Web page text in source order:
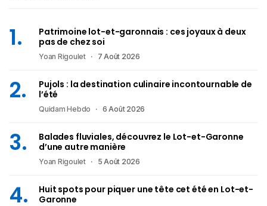
Patrimoine lot-et-garonnais : ces joyaux à deux
pas de chez soi
Yoan Rigoulet 7 Août 2026
Pujols : la destination culinaire incontournable de
l’été
Quidam Hebdo 6 Août 2026
Balades fluviales, découvrez le Lot-et-Garonne
d’une autre manière
Yoan Rigoulet 5 Août 2026
Huit spots pour piquer une tête cet été en Lot-et-
Garonne